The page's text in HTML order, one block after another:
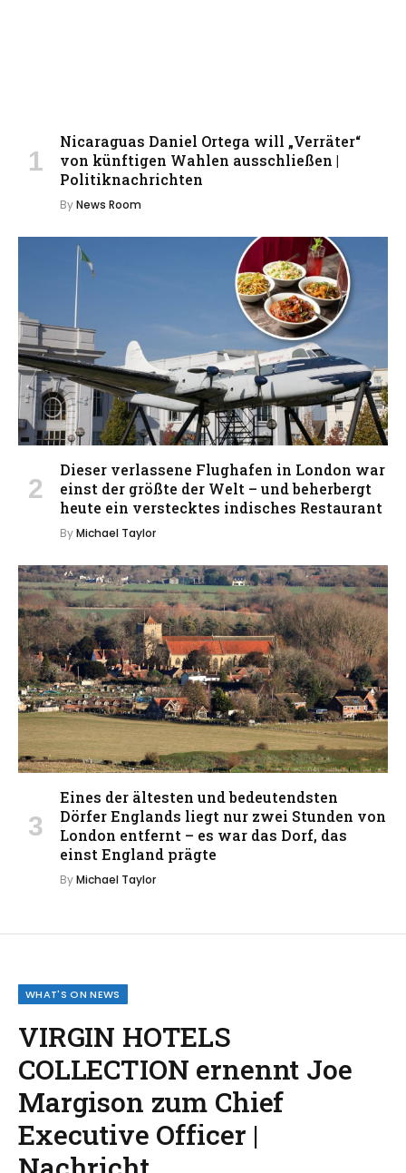
Nicaraguas Daniel Ortega will „Verräter“
von künftigen Wahlen ausschließen |
Politiknachrichten
ByNews Room
Dieser verlassene Flughafen in London war
einst der größte der Welt – und beherbergt
heute ein verstecktes indisches Restaurant
ByMichael Taylor
Eines der ältesten und bedeutendsten
Dörfer Englands liegt nur zwei Stunden von
London entfernt – es war das Dorf, das
einst England prägte
ByMichael Taylor
WHAT'S ON NEWS
VIRGIN HOTELS
COLLECTION ernennt Joe
Margison zum Chief
Executive Officer |